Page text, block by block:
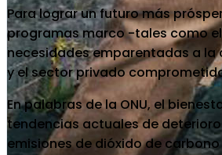
Para lograr un futuro más
programas marco -tales como
necesidades emparentadas a
y el sector privado
En palabras de la ONU, el
tendencias actuales de
emisiones de dióxido de